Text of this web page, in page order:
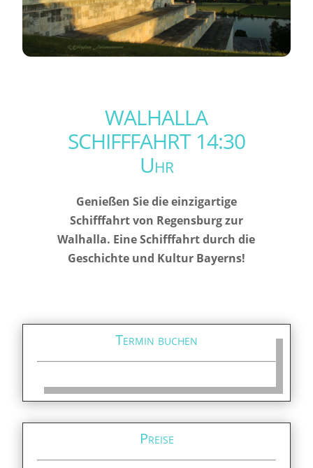
WALHALLA
SCHIFFFAHRT 14:30
Uhr
Genießen Sie die einzigartige
Schifffahrt von Regensburg zur
Walhalla. Eine Schifffahrt durch die
Geschichte und Kultur Bayerns!
Termin buchen
Preise